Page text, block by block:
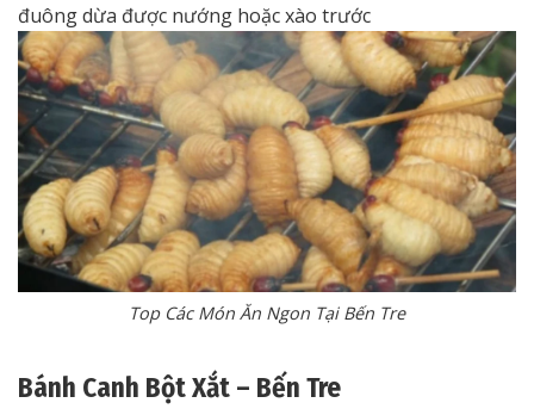
đuông dừa được nướng hoặc xào trước
Top Các Món Ăn Ngon Tại Bến Tre
Bánh Canh Bột Xắt – Bến Tre